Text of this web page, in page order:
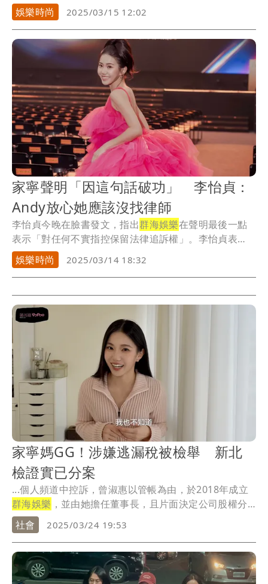
娛樂時尚 2025/03/15 12:02
家寧聲明「因這句話破功」 李怡貞：
Andy放心她應該沒找律師
李怡貞今晚在臉書發文，指出群海娛樂在聲明最後一點
表示「對任何不實指控保留法律追訴權」。李怡貞表
示，雖...
娛樂時尚 2025/03/14 18:32
家寧媽GG！涉嫌逃漏稅被檢舉 新北
檢證實已分案
...個人頻道中控訴，曾淑惠以管帳為由，於2018年成立
群海娛樂 ，並由她擔任董事長，且片面決定公司股權分
配...
社會 2025/03/24 19:53